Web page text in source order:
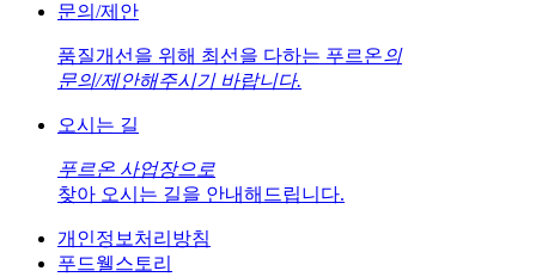
문의/제안
품질개선을 위해 최선을 다하는 푸르온의
문의/제안해주시기 바랍니다.
오시는 길
푸르온 사업장으로
찾아 오시는 길을 안내해드립니다.
개인정보처리방침
푸드웰스토리